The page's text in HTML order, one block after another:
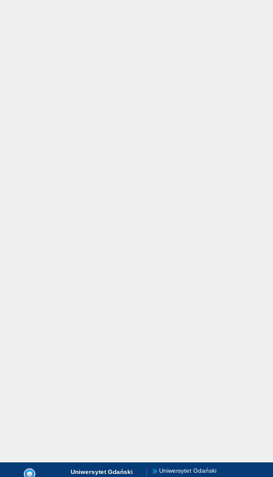
Uniwersytet Gdański Uniwersytet Gdański